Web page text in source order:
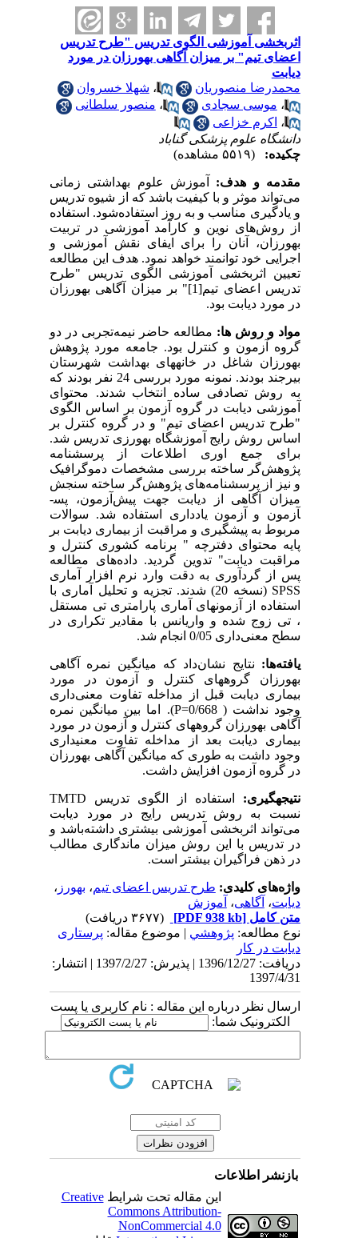
اثربخشی آموزشی الگوی تدریس "طرح تدریس
اعضای تیم" بر میزان آگاهی بهورزان در مورد
دیابت
محمدرضا منصوریان
،شهلا خسروان
،موسی سجادی ،منصور سلطانی
،اکرم خزاعی
دانشگاه علوم پزشکی گناباد
چکیده:
مقدمه و هدف:آموزش علوم بهداشتی زمانی
می‌تواند موثر و با کیفیت باشد که از شیوه تدریس
و یادگیری مناسب و به روز استفاده‌شود. استفاده
از روش‌های نوین و کارآمد آموزشی در تربیت
بهورزان، آنان را برای ایفای نقش آموزشی و
اجرایی خود توانمند خواهد‌ نمود. هدف این مطالعه
تعیین اثربخشی آموزشی الگوی تدریس "طرح
تدریس اعضای تیم[1]" بر میزان آگاهی بهورزان
در مورد دیابت بود.
مواد و روش ها:مطالعه حاضر نیمه‌تجربی در دو
گروه آزمون و کنترل بود. جامعه مورد پژوهش
بهورزان شاغل در خانه­های بهداشت شهرستان
بیرجند بودند. نمونه مورد بررسی 24 نفر بودند که
به روش تصادفی ساده انتخاب شدند. محتوای
آموزشی دیابت در گروه آزمون بر اساس الگوی
"طرح تدریس اعضای تیم" و در گروه کنترل بر
اساس روش رایج آموزشگاه بهورزی تدریس شد.
برای جمع اوری اطلاعات از پرسشنامه‌
پژوهش‌گر ساخته بررسی مشخصات دموگرافیک
و نیز از پرسشنامه‌های‌ پژوهش‌گر ساخته سنجش
میزان آگاهی از دیابت جهت پیش‌آزمون، پس­
آزمون و آزمون یادداری استفاده شد. سوالات
مربوط به پیشگیری و مراقبت از بیماری دیابت بر
پایه محتوای دفترچه " برنامه کشوری کنترل و
مراقبت دیابت" تدوین گردید. دادههای مطالعه
پس از گردآوری به دقت وارد نرم افزار آماری
SPSS
(نسخه 20) شدند. تجزیه و تحلیل آماری با
استفاده از آزمون­های آماری پارامتری تی مستقل
، تی زوج شده و واریانس با مقادیر تکراری در
سطح معنی‌داری 0/05 انجام شد.
یافته‌ها:نتایج نشان‌داد که میانگین نمره آگاهی
بهورزان گروه­های کنترل و آزمون در مورد
بیماری دیابت قبل از مداخله تفاوت معنی‌داری
وجود نداشت ( 0/668=
P). اما بین میانگین نمره
آگاهی بهورزان گروه­های کنترل و آزمون در مورد
بیماری دیابت بعد از مداخله تفاوت معنی­داری
وجود داشت به ‌طوری که میانگین آگاهی بهورزان
در گروه آزمون افزایش داشت.
نتیجه­گیری:استفاده از الگوی تدریس TMTD
نسبت به روش تدریس رایج در مورد دیابت
می‌تواند اثربخشی آموزشی بیشتری داشته‌باشد و
در تدریس با این روش میزان ماندگاری مطالب
در ذهن فراگیران بیشتر است.
واژه‌های کلیدی:طرح تدریس اعضای تیم،بهورز ،
دیابت،آگاهی،آموزش
متن کامل[PDF 938 kb]
نوع مطالعه:پژوهشي| موضوع مقاله:پرستاری
دیابت در کار
دریافت: 1396/12/27 | پذیرش: 1397/2/27 | انتشار:
1397/4/31
ارسال نظر درباره این مقاله : نام کاربری یا پست
الکترونیک شما:
بازنشر اطلاعات
این مقاله تحت شرایطCreative
Commons Attribution-
NonCommercial 4.0